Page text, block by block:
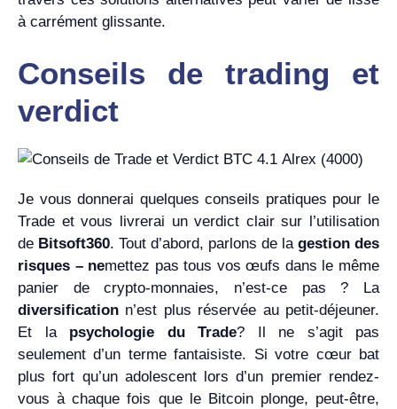
à carrément glissante.
Conseils de trading et
verdict
Je vous donnerai quelques conseils pratiques pour le
Trade et vous livrerai un verdict clair sur l’utilisation
de Bitsoft360. Tout d’abord, parlons de la gestion des
risques – nemettez pas tous vos œufs dans le même
panier de crypto-monnaies, n’est-ce pas ? La
diversification n’est plus réservée au petit-déjeuner.
Et la psychologie du Trade? Il ne s’agit pas
seulement d’un terme fantaisiste. Si votre cœur bat
plus fort qu’un adolescent lors d’un premier rendez-
vous à chaque fois que le Bitcoin plonge, peut-être,